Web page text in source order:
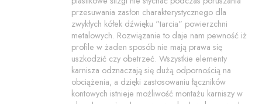
przesuwania zasłon charakterystycznego dla
zwykłych kółek dźwięku "tarcia" powierzchni
metalowych. Rozwiązanie to daje nam pewność iż
profile w żaden sposób nie mają prawa się
uszkodzić czy obetrzeć. Wszystkie elementy
karnisza odznaczają się dużą odpornością na
obciążenia, a dzięki zastosowaniu łączników
kontowych istnieje możliwość montażu karniszy w